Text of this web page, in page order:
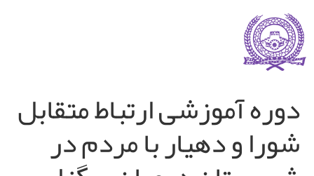
دوره آموزشی ارتباط متقابل
شورا و دهیار با مردم در